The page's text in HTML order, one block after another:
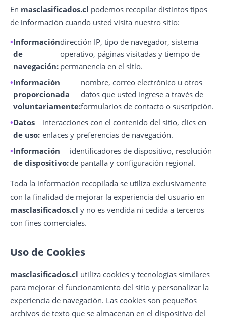
En masclasificados.cl podemos recopilar distintos tipos
de información cuando usted visita nuestro sitio:
Información
de
navegación:
dirección IP, tipo de navegador, sistema
operativo, páginas visitadas y tiempo de
permanencia en el sitio.
Información
proporcionada
voluntariamente:
nombre, correo electrónico u otros
datos que usted ingrese a través de
formularios de contacto o suscripción.
Datos
de uso:
interacciones con el contenido del sitio, clics en
enlaces y preferencias de navegación.
Información
de dispositivo:
identificadores de dispositivo, resolución
de pantalla y configuración regional.
Toda la información recopilada se utiliza exclusivamente
con la finalidad de mejorar la experiencia del usuario en
masclasificados.cl y no es vendida ni cedida a terceros
con fines comerciales.
Uso de Cookies
masclasificados.cl utiliza cookies y tecnologías similares
para mejorar el funcionamiento del sitio y personalizar la
experiencia de navegación. Las cookies son pequeños
archivos de texto que se almacenan en el dispositivo del